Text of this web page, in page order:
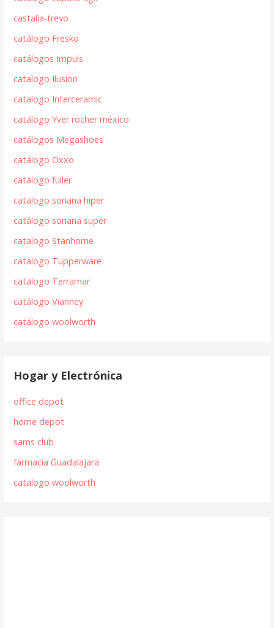
castalia-trevo
catálogo Fresko
catálogos Impuls
catalogo Ilusion
catalogo Interceramic
catálogo Yver rocher méxico
catálogos Megashoes
catálogo Oxxo
catálogo fuller
catalogo soriana hiper
catálogo soriana super
catalogo Stanhome
catálogo Tupperware
catálogo Terramar
catálogo Vianney
catálogo woolworth
Hogar y Electrónica
office depot
home depot
sams club
farmacia Guadalajara
catalogo woolworth